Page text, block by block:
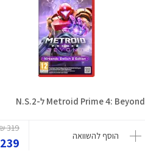
Metroid Prime 4: Beyond ל-N.S.2
הוסף להשוואה
319 ₪
239 ₪